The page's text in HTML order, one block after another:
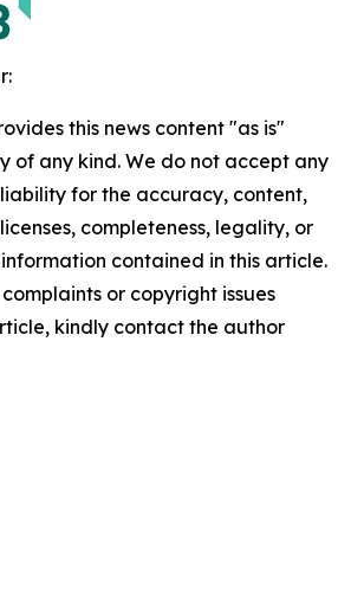
this news content "as is"
of any kind. We do not accept any
for the accuracy, content,
completeness, legality, or
contained in this article.
or copyright issues
kindly contact the author